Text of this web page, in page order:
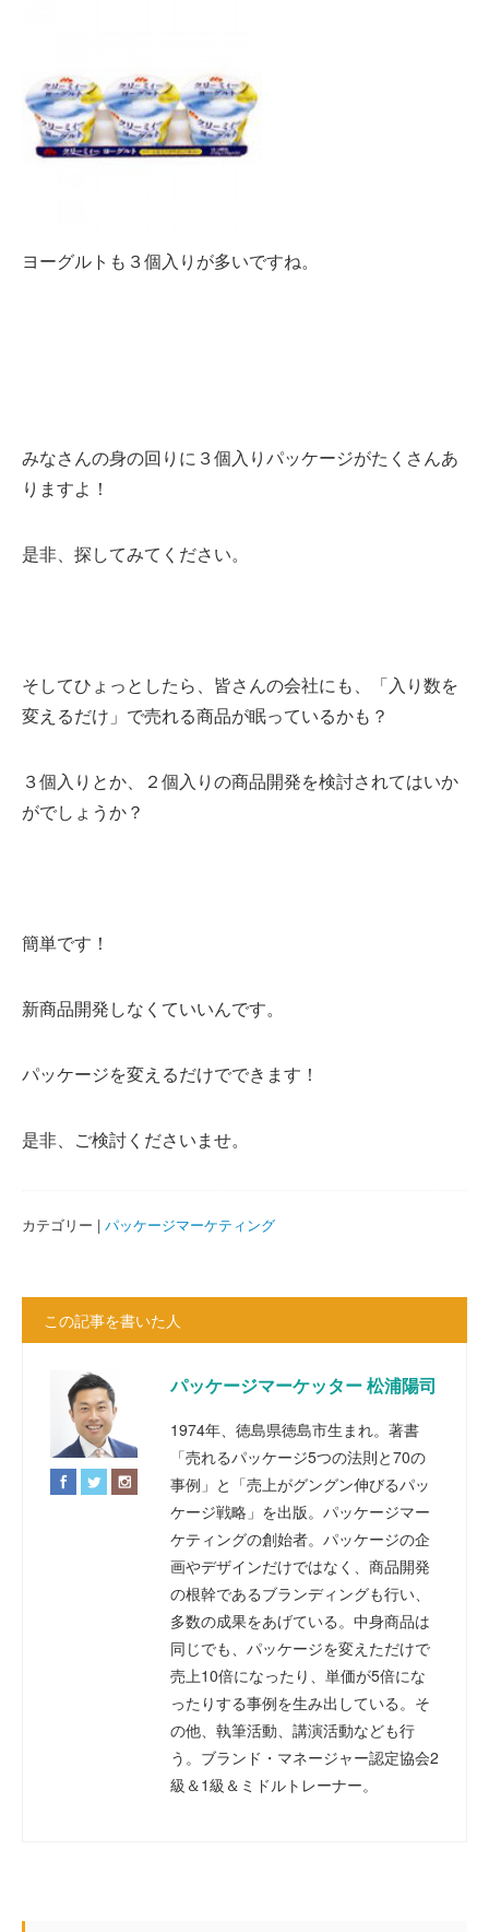
ヨーグルトも３個入りが多いですね。
みなさんの身の回りに３個入りパッケージがたくさんあ
りますよ！
是非、探してみてください。
そしてひょっとしたら、皆さんの会社にも、「入り数を
変えるだけ」で売れる商品が眠っているかも？
３個入りとか、２個入りの商品開発を検討されてはいか
がでしょうか？
簡単です！
新商品開発しなくていいんです。
パッケージを変えるだけでできます！
是非、ご検討くださいませ。
カテゴリー | パッケージマーケティング
この記事を書いた人
パッケージマーケッター 松浦陽司
1974年、徳島県徳島市生まれ。著書
「売れるパッケージ5つの法則と70の
事例」と「売上がグングン伸びるパッ
ケージ戦略」を出版。パッケージマー
ケティングの創始者。パッケージの企
画やデザインだけではなく、商品開発
の根幹であるブランディングも行い、
多数の成果をあげている。中身商品は
同じでも、パッケージを変えただけで
売上10倍になったり、単価が5倍にな
ったりする事例を生み出している。そ
の他、執筆活動、講演活動なども行
う。ブランド・マネージャー認定協会2
級＆1級＆ミドルトレーナー。